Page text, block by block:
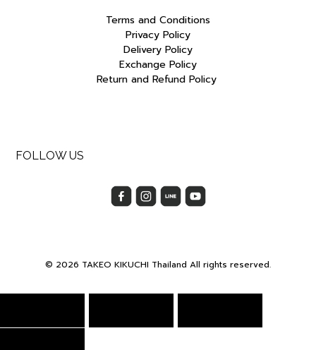
Terms and Conditions
Privacy Policy
Delivery Policy
Exchange Policy
Return and Refund Policy
FOLLOW US
© 2026 TAKEO KIKUCHI Thailand All rights reserved.